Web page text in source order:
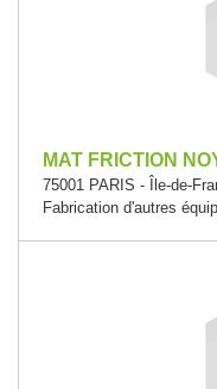
MAT FRICTION
75001 PARIS - Île-de-
Fabrication d'autres